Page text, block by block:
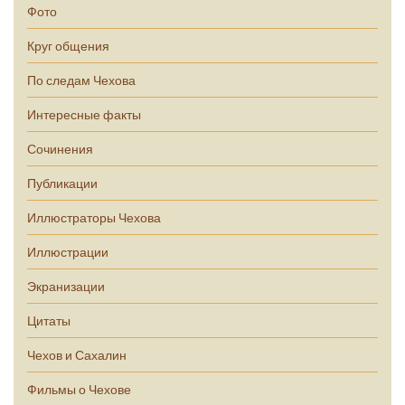
Фото
Круг общения
По следам Чехова
Интересные факты
Сочинения
Публикации
Иллюстраторы Чехова
Иллюстрации
Экранизации
Цитаты
Чехов и Сахалин
Фильмы о Чехове